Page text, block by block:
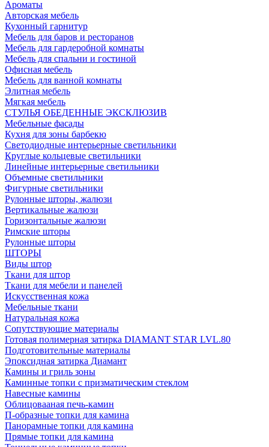
Ароматы
Авторская мебель
Кухонный гарнитур
Мебель для баров и ресторанов
Мебель для гардеробной комнаты
Мебель для спальни и гостиной
Офисная мебель
Мебель для ванной комнаты
Элитная мебель
Мягкая мебель
СТУЛЬЯ ОБЕДЕННЫЕ ЭКСКЛЮЗИВ
Мебельные фасады
Кухня для зоны барбекю
Светодиодные интерьерные светильники
Круглые кольцевые светильники
Линейные интерьерные светильники
Объемные светильники
Фигурные светильники
Рулонные шторы, жалюзи
Вертикальные жалюзи
Горизонтальные жалюзи
Римские шторы
Рулонные шторы
ШТОРЫ
Виды штор
Ткани для штор
Ткани для мебели и панелей
Искусственная кожа
Мебельные ткани
Натуральная кожа
Сопутствующие материалы
Готовая полимерная затирка DIAMANT STAR LVL.80
Подготовительные материалы
Эпоксидная затирка Диамант
Камины и гриль зоны
Каминные топки с призматическим стеклом
Навесные камины
Облицовааная печь-камин
П-образные топки для камина
Панорамные топки для камина
Прямые топки для камина